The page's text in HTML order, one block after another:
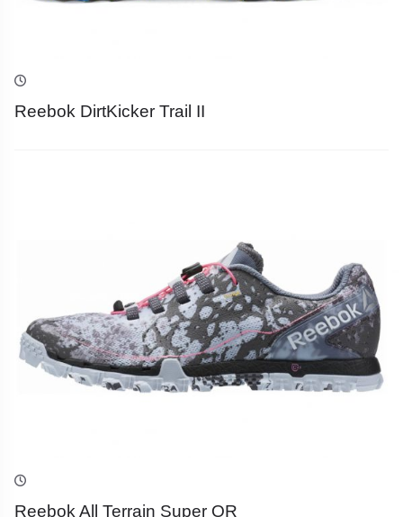
Reebok DirtKicker Trail II
Reebok All Terrain Super OR